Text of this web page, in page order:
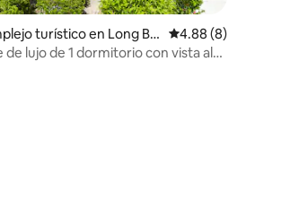
4.5 de 5, 6 reseñas
turístico en Long Ba
Calificación
4.88 (8)
de lujo de 1 dormitorio con vista al